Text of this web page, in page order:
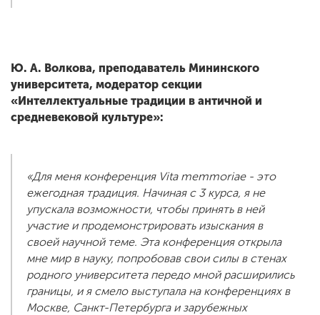
Ю. А. Волкова, преподаватель Мининского
университета, модератор секции
«Интеллектуальные традиции в античной и
средневековой культуре»:
«Для меня конференция Vita memmoriae - это
ежегодная традиция. Начиная с 3 курса, я не
упускала возможности, чтобы принять в ней
участие и продемонстрировать изыскания в
своей научной теме. Эта конференция открыла
мне мир в науку, попробовав свои силы в стенах
родного университета передо мной расширились
границы, и я смело выступала на конференциях в
Москве, Санкт-Петербурга и зарубежных